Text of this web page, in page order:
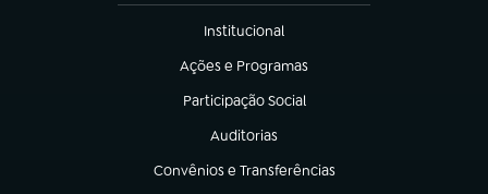
Institucional
(abre em nova aba)
Ações e Programas
(abre em nova aba)
Participação Social
(abre em nova aba)
Auditorias
(abre em nova aba)
Convênios e Transferências
(abre em nova aba)